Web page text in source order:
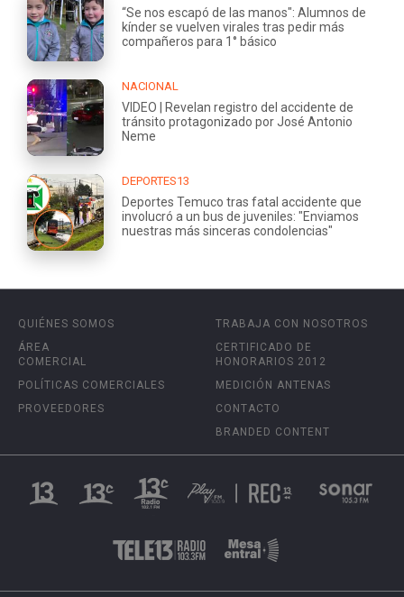
“Se nos escapó de las manos": Alumnos de
kínder se vuelven virales tras pedir más
compañeros para 1° básico
NACIONAL
VIDEO | Revelan registro del accidente de
tránsito protagonizado por José Antonio
Neme
DEPORTES13
Deportes Temuco tras fatal accidente que
involucró a un bus de juveniles: "Enviamos
nuestras más sinceras condolencias"
QUIÉNES SOMOS
ÁREA
COMERCIAL
POLÍTICAS COMERCIALES
PROVEEDORES
TRABAJA CON NOSOTROS
CERTIFICADO DE
HONORARIOS 2012
MEDICIÓN ANTENAS
CONTACTO
BRANDED CONTENT